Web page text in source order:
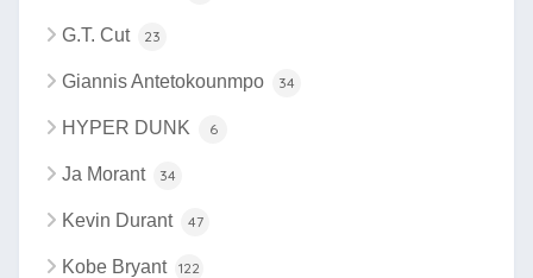
G.T. Cut 23
Giannis Antetokounmpo 34
HYPER DUNK 6
Ja Morant 34
Kevin Durant 47
Kobe Bryant 122